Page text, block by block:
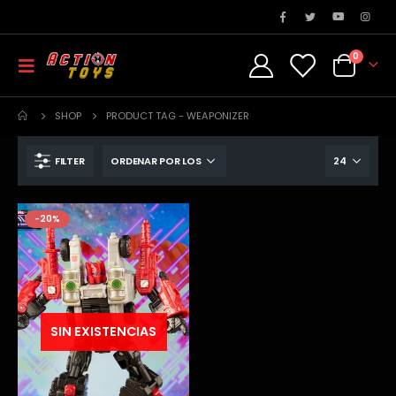
0
SHOP PRODUCT TAG - WEAPONIZER
FILTER
-20%
SIN EXISTENCIAS